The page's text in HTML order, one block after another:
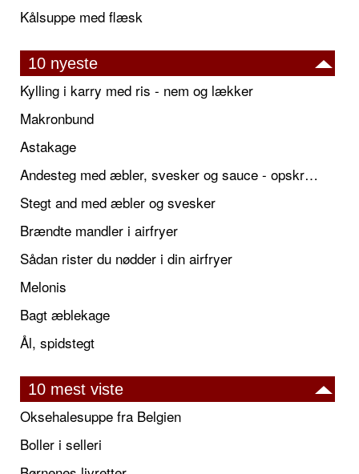
Kålsuppe med flæsk
10 nyeste
Kylling i karry med ris - nem og lækker
Makronbund
Astakage
Andesteg med æbler, svesker og sauce - opskrift også til jul
Stegt and med æbler og svesker
Brændte mandler i airfryer
Sådan rister du nødder i din airfryer
Melonis
Bagt æblekage
Ål, spidstegt
10 mest viste
Oksehalesuppe fra Belgien
Boller i selleri